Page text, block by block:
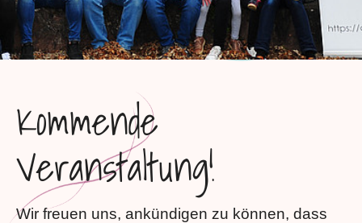
Kommende
Veranstaltung!
Wir freuen uns, ankündigen zu können, dass